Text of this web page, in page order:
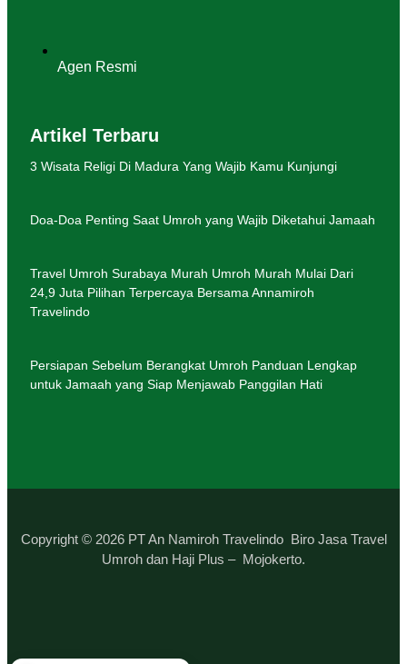
Agen Resmi
Artikel Terbaru
3 Wisata Religi Di Madura Yang Wajib Kamu Kunjungi
Doa-Doa Penting Saat Umroh yang Wajib Diketahui Jamaah
Travel Umroh Surabaya Murah Umroh Murah Mulai Dari
24,9 Juta Pilihan Terpercaya Bersama Annamiroh
Travelindo
Persiapan Sebelum Berangkat Umroh Panduan Lengkap
untuk Jamaah yang Siap Menjawab Panggilan Hati
Copyright © 2026 PT An Namiroh Travelindo Biro Jasa Travel
Umroh dan Haji Plus – Mojokerto.